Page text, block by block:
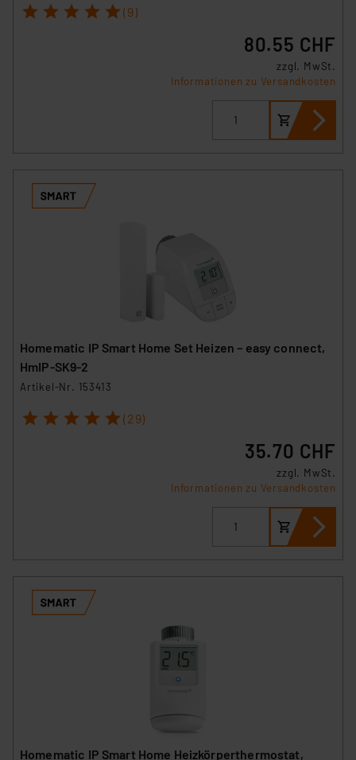
1 2 3 4 5 (9)
80.55 CHF
zzgl. MwSt.
Informationen zu Versandkosten
Homematic IP Smart Home Set Heizen – easy connect,
HmIP-SK9-2
Artikel-Nr. 153413
1 2 3 4 5 (29)
35.70 CHF
zzgl. MwSt.
Informationen zu Versandkosten
Homematic IP Smart Home Heizkörperthermostat,